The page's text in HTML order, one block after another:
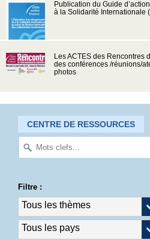
Publication du Guide
à la Solidarité Internationale
Les ACTES des Rencontres
des conférences /réunions/
photos
CENTRE DE RESSOURCES
Filtre :